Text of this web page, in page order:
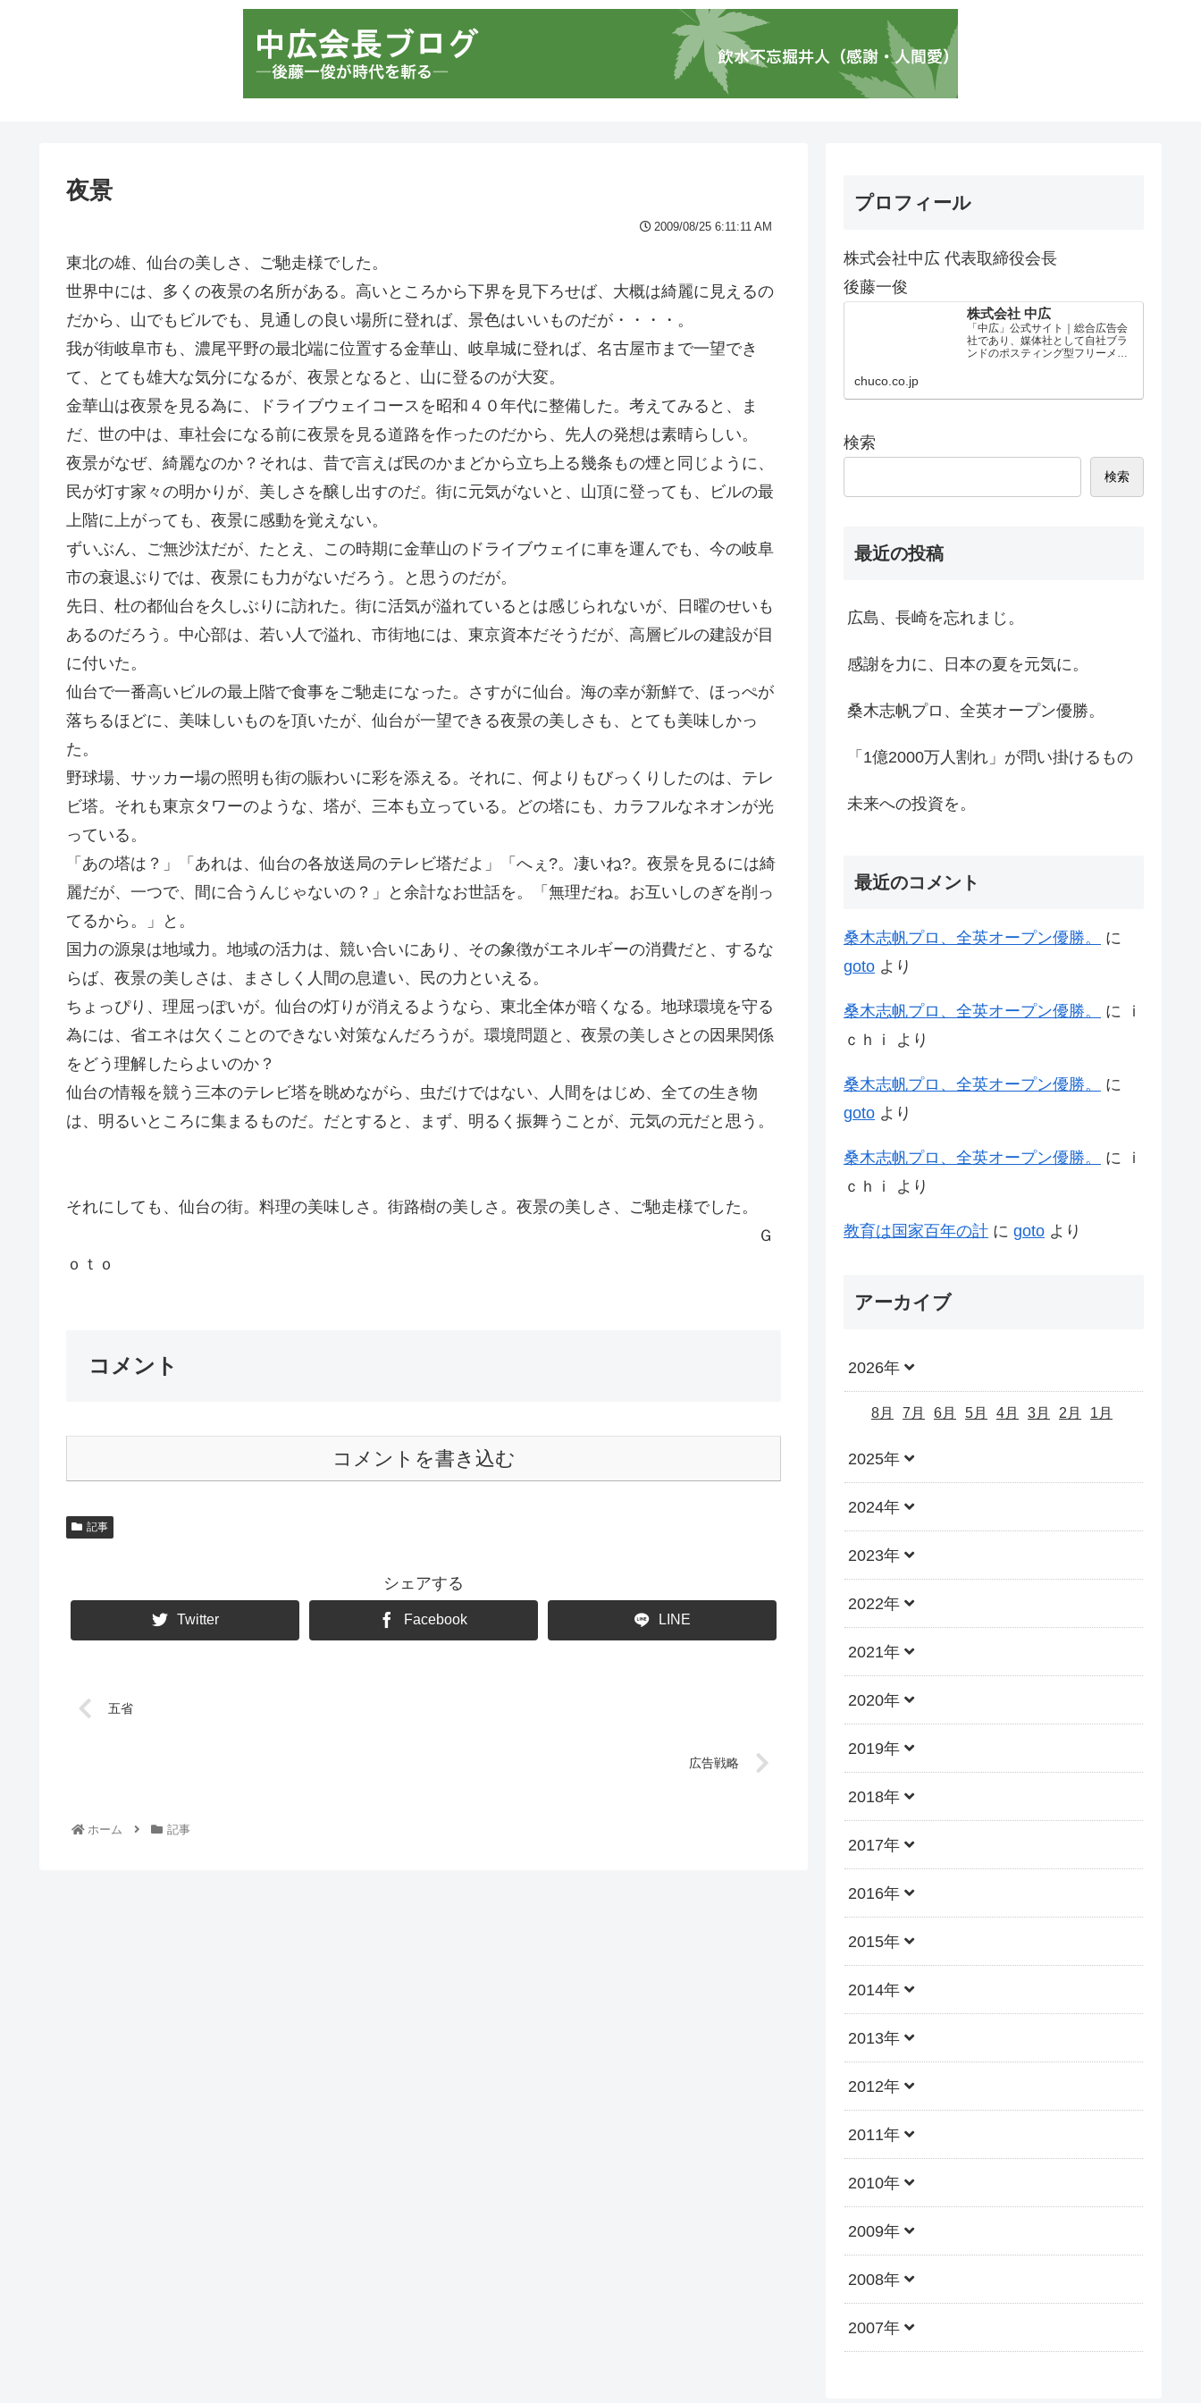
夜景
2009/08/25 6:11:11 AM
東北の雄、仙台の美しさ、ご馳走様でした。
世界中には、多くの夜景の名所がある。高いところから下界を見下ろせば、大概は綺麗に見えるの
だから、山でもビルでも、見通しの良い場所に登れば、景色はいいものだが・・・・。
我が街岐阜市も、濃尾平野の最北端に位置する金華山、岐阜城に登れば、名古屋市まで一望でき
て、とても雄大な気分になるが、夜景となると、山に登るのが大変。
金華山は夜景を見る為に、ドライブウェイコースを昭和４０年代に整備した。考えてみると、ま
だ、世の中は、車社会になる前に夜景を見る道路を作ったのだから、先人の発想は素晴らしい。
夜景がなぜ、綺麗なのか？それは、昔で言えば民のかまどから立ち上る幾条もの煙と同じように、
民が灯す家々の明かりが、美しさを醸し出すのだ。街に元気がないと、山頂に登っても、ビルの最
上階に上がっても、夜景に感動を覚えない。
ずいぶん、ご無沙汰だが、たとえ、この時期に金華山のドライブウェイに車を運んでも、今の岐阜
市の衰退ぶりでは、夜景にも力がないだろう。と思うのだが。
先日、杜の都仙台を久しぶりに訪れた。街に活気が溢れているとは感じられないが、日曜のせいも
あるのだろう。中心部は、若い人で溢れ、市街地には、東京資本だそうだが、高層ビルの建設が目
に付いた。
仙台で一番高いビルの最上階で食事をご馳走になった。さすがに仙台。海の幸が新鮮で、ほっぺが
落ちるほどに、美味しいものを頂いたが、仙台が一望できる夜景の美しさも、とても美味しかっ
た。
野球場、サッカー場の照明も街の賑わいに彩を添える。それに、何よりもびっくりしたのは、テレ
ビ塔。それも東京タワーのような、塔が、三本も立っている。どの塔にも、カラフルなネオンが光
っている。
「あの塔は？」「あれは、仙台の各放送局のテレビ塔だよ」「へぇ?。凄いね?。夜景を見るには綺
麗だが、一つで、間に合うんじゃないの？」と余計なお世話を。「無理だね。お互いしのぎを削っ
てるから。」と。
国力の源泉は地域力。地域の活力は、競い合いにあり、その象徴がエネルギーの消費だと、するな
らば、夜景の美しさは、まさしく人間の息遣い、民の力といえる。
ちょっぴり、理屈っぽいが。仙台の灯りが消えるようなら、東北全体が暗くなる。地球環境を守る
為には、省エネは欠くことのできない対策なんだろうが。環境問題と、夜景の美しさとの因果関係
をどう理解したらよいのか？
仙台の情報を競う三本のテレビ塔を眺めながら、虫だけではない、人間をはじめ、全ての生き物
は、明るいところに集まるものだ。だとすると、まず、明るく振舞うことが、元気の元だと思う。
それにしても、仙台の街。料理の美味しさ。街路樹の美しさ。夜景の美しさ、ご馳走様でした。
Ｇ
ｏｔｏ
コメント
コメントを書き込む
記事
シェアする
Twitter Facebook LINE
五省
広告戦略
ホーム 記事
プロフィール
株式会社中広 代表取締役会長
後藤一俊
株式会社 中広
「中広」公式サイト｜総合広告会
社であり、媒体社として自社ブラ
ンドのポスティング型フリーメデ
chuco.co.jp
検索
検索
最近の投稿
広島、長崎を忘れまじ。
感謝を力に、日本の夏を元気に。
桑木志帆プロ、全英オープン優勝。
「1億2000万人割れ」が問い掛けるもの
未来への投資を。
最近のコメント
桑木志帆プロ、全英オープン優勝。
に
goto より
桑木志帆プロ、全英オープン優勝。 に
ｉ
ｃｈｉ
より
桑木志帆プロ、全英オープン優勝。
に
goto より
桑木志帆プロ、全英オープン優勝。 に
ｉ
ｃｈｉ
より
教育は国家百年の計 に goto より
アーカイブ
2026年
8月 7月 6月 5月 4月 3月 2月 1月
2025年
2024年
2023年
2022年
2021年
2020年
2019年
2018年
2017年
2016年
2015年
2014年
2013年
2012年
2011年
2010年
2009年
2008年
2007年